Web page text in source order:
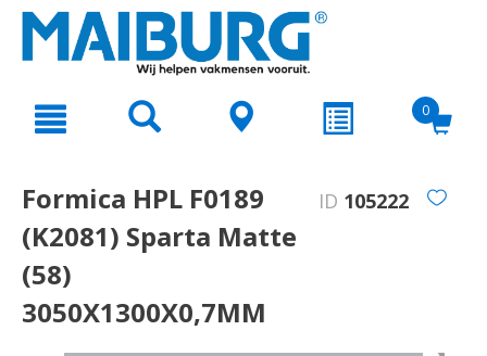
text.skipToNavigation
0
Formica HPL F0189
(K2081) Sparta Matte
(58)
3050X1300X0,7MM
ID 105222